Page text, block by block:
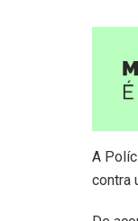
A
contra